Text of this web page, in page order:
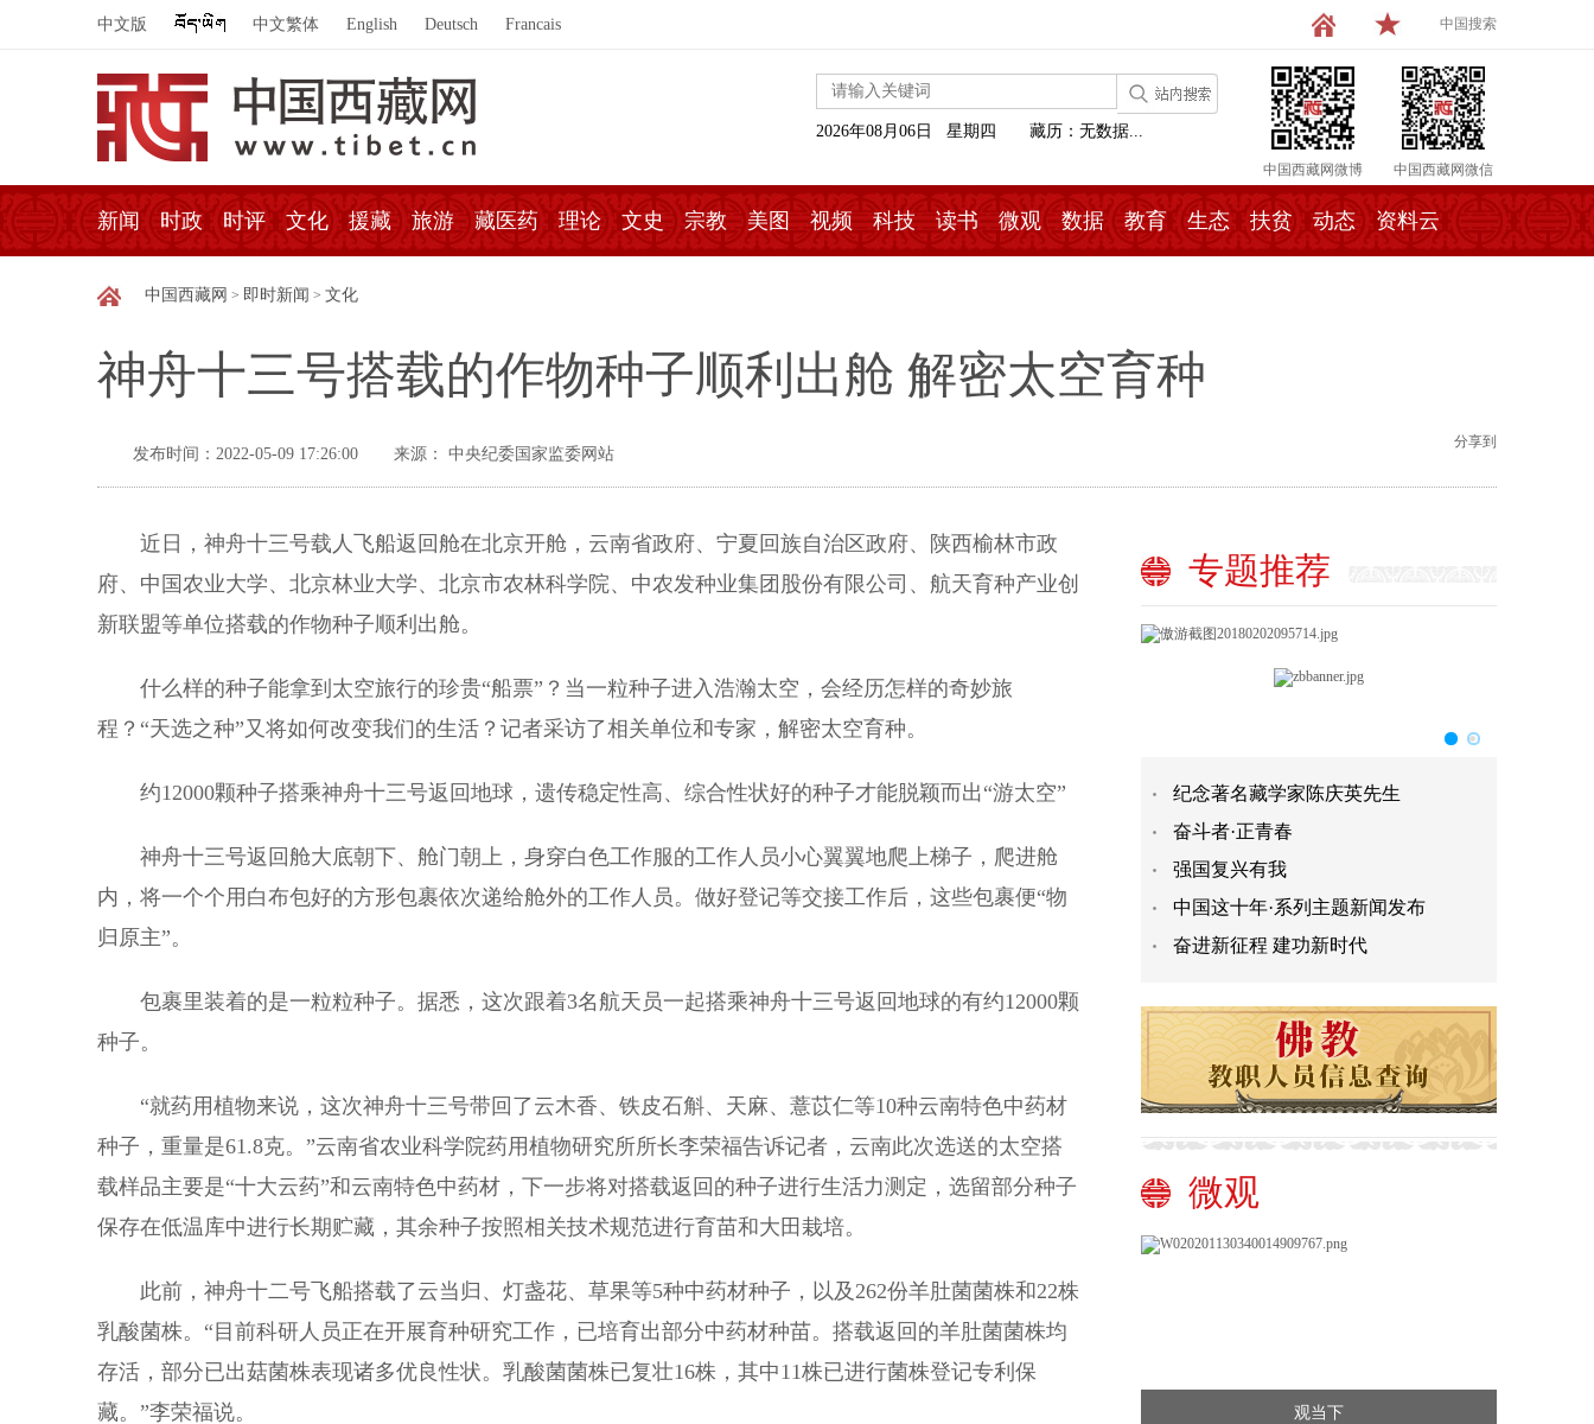
中文版 中文繁体 English Deutsch Francais 中国搜索
中国西藏网微博 中国西藏网微信
2026年08月06日 星期四 藏历：无数据...
新闻 时政 时评 文化 援藏 旅游 藏医药 理论 文史 宗教 美图 视频 科技 读书 微观 数据 教育 生态 扶贫 动态 资料云
中国西藏网 > 即时新闻 > 文化
神舟十三号搭载的作物种子顺利出舱 解密太空育种
发布时间：2022-05-09 17:26:00 来源： 中央纪委国家监委网站
分享到
近日，神舟十三号载人飞船返回舱在北京开舱，云南省政府、宁夏回族自治区政府、陕西榆林市政
府、中国农业大学、北京林业大学、北京市农林科学院、中农发种业集团股份有限公司、航天育种产业创
新联盟等单位搭载的作物种子顺利出舱。
什么样的种子能拿到太空旅行的珍贵“船票”？当一粒种子进入浩瀚太空，会经历怎样的奇妙旅
程？“天选之种”又将如何改变我们的生活？记者采访了相关单位和专家，解密太空育种。
约12000颗种子搭乘神舟十三号返回地球，遗传稳定性高、综合性状好的种子才能脱颖而出“游太空”
神舟十三号返回舱大底朝下、舱门朝上，身穿白色工作服的工作人员小心翼翼地爬上梯子，爬进舱
内，将一个个用白布包好的方形包裹依次递给舱外的工作人员。做好登记等交接工作后，这些包裹便“物
归原主”。
包裹里装着的是一粒粒种子。据悉，这次跟着3名航天员一起搭乘神舟十三号返回地球的有约12000颗
种子。
“就药用植物来说，这次神舟十三号带回了云木香、铁皮石斛、天麻、薏苡仁等10种云南特色中药材
种子，重量是61.8克。”云南省农业科学院药用植物研究所所长李荣福告诉记者，云南此次选送的太空搭
载样品主要是“十大云药”和云南特色中药材，下一步将对搭载返回的种子进行生活力测定，选留部分种子
保存在低温库中进行长期贮藏，其余种子按照相关技术规范进行育苗和大田栽培。
此前，神舟十二号飞船搭载了云当归、灯盏花、草果等5种中药材种子，以及262份羊肚菌菌株和22株
乳酸菌株。“目前科研人员正在开展育种研究工作，已培育出部分中药材种苗。搭载返回的羊肚菌菌株均
存活，部分已出菇菌株表现诸多优良性状。乳酸菌菌株已复壮16株，其中11株已进行菌株登记专利保
藏。”李荣福说。
专题推荐
纪念著名藏学家陈庆英先生
奋斗者·正青春
强国复兴有我
中国这十年·系列主题新闻发布
奋进新征程 建功新时代
微观
观当下